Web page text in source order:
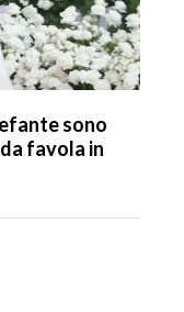
sono
favola in